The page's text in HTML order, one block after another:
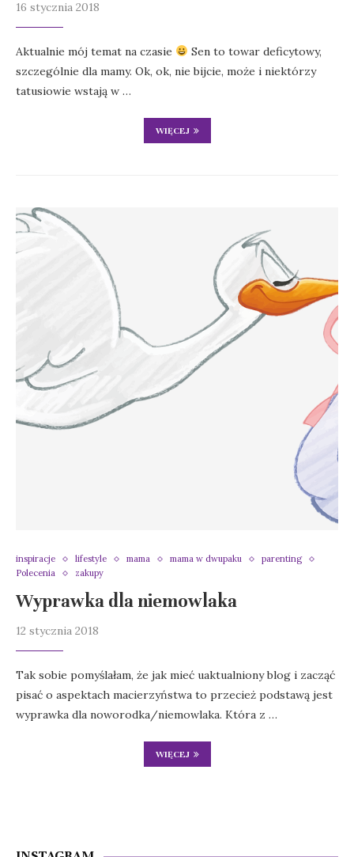
16 stycznia 2018
Aktualnie mój temat na czasie
Sen to towar deficytowy,
szczególnie dla mamy. Ok, ok, nie bijcie, może i niektórzy
tatusiowie wstają w …
WIĘCEJ
inspiracje lifestyle mama mama w dwupaku
parenting
Polecenia
zakupy
Wyprawka dla niemowlaka
12 stycznia 2018
Tak sobie pomyślałam, że jak mieć uaktualniony blog i zacząć
pisać o aspektach macierzyństwa to przecież podstawą jest
wyprawka dla noworodka/niemowlaka. Która z …
WIĘCEJ